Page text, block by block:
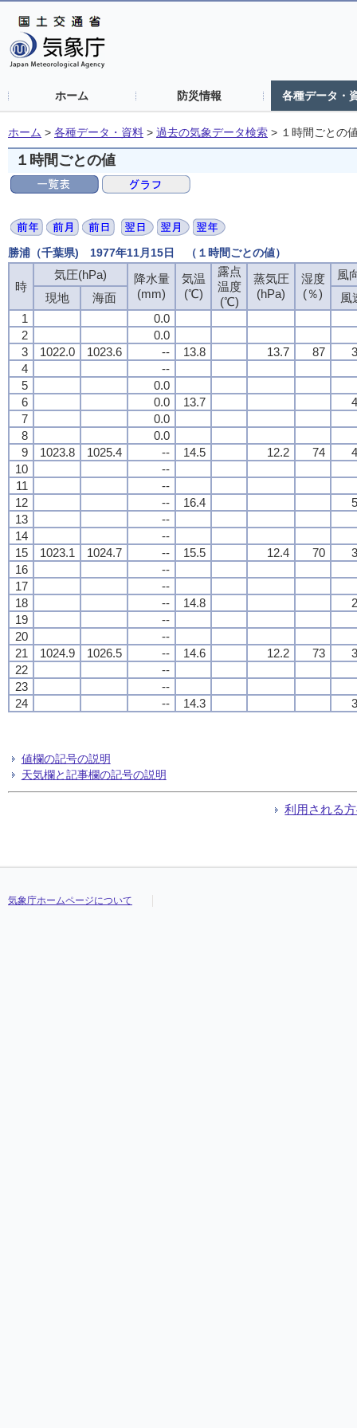
ホーム 防災情報 各種データ・
ホーム > 各種データ・資料 > 過去の気象データ検索 > １時間ごとの
１時間ごとの値
勝浦（千葉県) 1977年11月15日 （１時間ごとの値）
時
気圧(hPa)
降水量
(mm)
気温
(℃)
露点
温度
(℃)
蒸気圧
(hPa)
湿度
(％)
風
現地
海面
風
1
0.0
2
0.0
3
1022.0 1023.6 -- 13.8 13.7 87
4
--
5
0.0
6
0.0 13.7
7
0.0
8
0.0
9
1023.8 1025.4 -- 14.5 12.2 74
10
--
11
--
12
-- 16.4
13
--
14
--
15
1023.1 1024.7 -- 15.5 12.4 70
16
--
17
--
18
-- 14.8
19
--
20
--
21
1024.9 1026.5 -- 14.6 12.2 73
22
--
23
--
24
-- 14.3
値欄の記号の説明
天気欄と記事欄の記号の説明
利用される
気象庁ホームページについて